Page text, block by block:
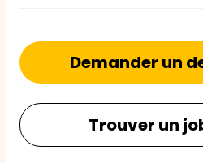
Demander un
Trouver un